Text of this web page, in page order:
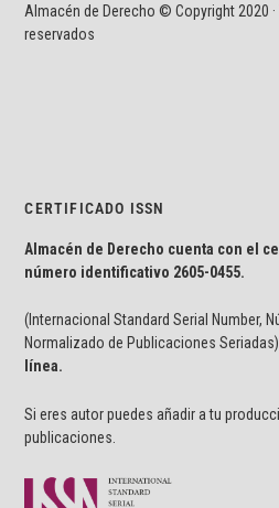
Almacén de Derecho © Copyright 2020
reservados
CERTIFICADO ISSN
Almacén de Derecho cuenta con el
número identificativo 2605-0455.
(Internacional Standard Serial Number,
Normalizado de Publicaciones Seriadas)
línea.
Si eres autor puedes añadir a tu
publicaciones.